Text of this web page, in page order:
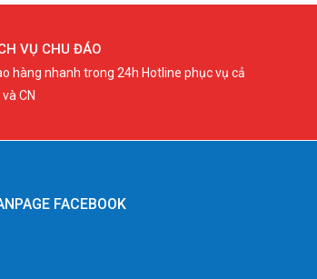
VỤ CHU ĐÁO
hàng nhanh trong 24h Hotline phục vụ cả
CN
FACEBOOK